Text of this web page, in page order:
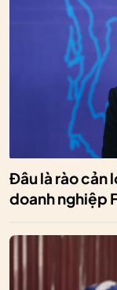
Đâu là rào cản
doanh nghiệp